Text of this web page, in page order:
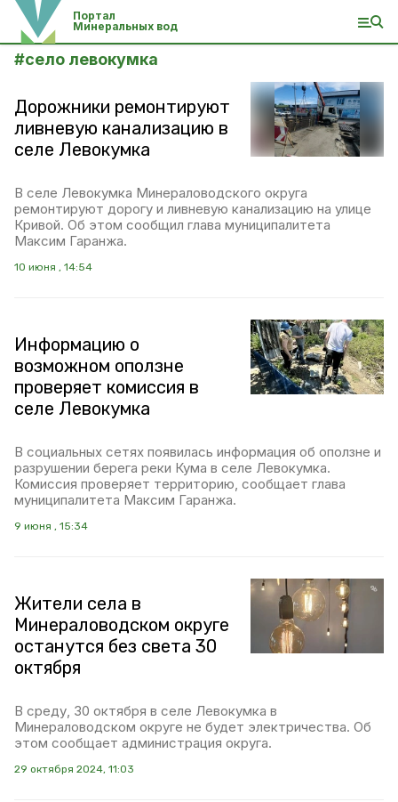
Портал
Минеральных вод
#село левокумка
Дорожники ремонтируют
ливневую канализацию в
селе Левокумка
В селе Левокумка Минераловодского округа
ремонтируют дорогу и ливневую канализацию на улице
Кривой. Об этом сообщил глава муниципалитета
Максим Гаранжа.
10 июня , 14:54
Информацию о
возможном оползне
проверяет комиссия в
селе Левокумка
В социальных сетях появилась информация об оползне и
разрушении берега реки Кума в селе Левокумка.
Комиссия проверяет территорию, сообщает глава
муниципалитета Максим Гаранжа.
9 июня , 15:34
Жители села в
Минераловодском округе
останутся без света 30
октября
В среду, 30 октября в селе Левокумка в
Минераловодском округе не будет электричества. Об
этом сообщает администрация округа.
29 октября 2024, 11:03